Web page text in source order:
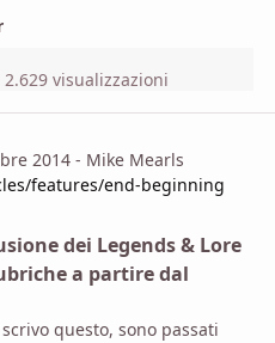
2.629 visualizzazioni
2014 - Mike Mearls
features/end-beginning
dei Legends & Lore
a partire dal
questo, sono passati